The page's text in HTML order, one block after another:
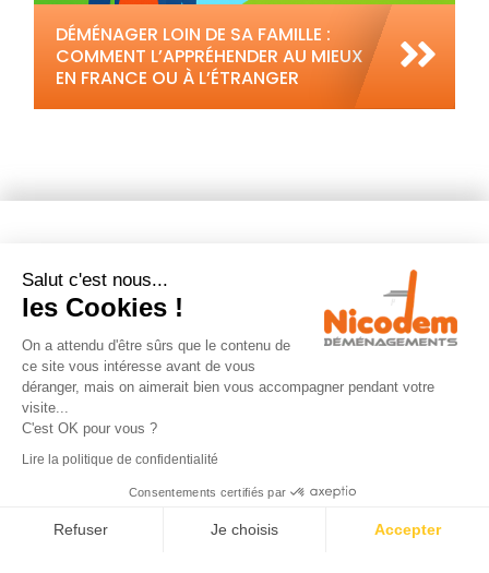
DÉMÉNAGER LOIN DE SA FAMILLE :
COMMENT L’APPRÉHENDER AU MIEUX
EN FRANCE OU À L’ÉTRANGER
NOS PRESTATIONS
Garde meuble
Location monte-meuble
Calculateur de volume
Salut c'est nous...
les Cookies !
On a attendu d'être sûrs que le contenu de
ce site vous intéresse avant de vous
déranger, mais on aimerait bien vous accompagner pendant votre
visite...
C'est OK pour vous ?
Lire la politique de confidentialité
Consentements certifiés par
Refuser Je choisis Accepter